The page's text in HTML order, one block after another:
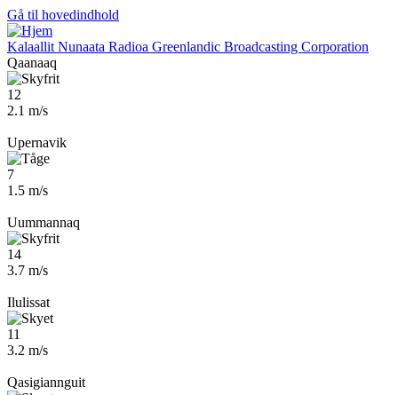
Gå til hovedindhold
Kalaallit Nunaata Radioa Greenlandic Broadcasting Corporation
Qaanaaq
12
2.1 m/s
Upernavik
7
1.5 m/s
Uummannaq
14
3.7 m/s
Ilulissat
11
3.2 m/s
Qasigiannguit